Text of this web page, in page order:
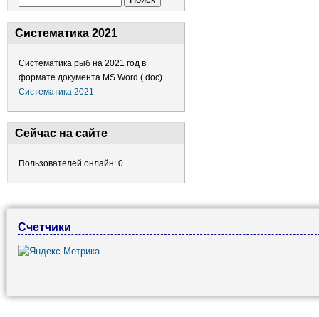
Систематика 2021
Систематика рыб на 2021 год в
формате документа MS Word (.doc)
Систематика 2021
Сейчас на сайте
Пользователей онлайн: 0.
Счетчики